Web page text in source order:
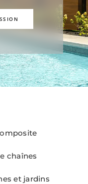
chaînes
et jardins